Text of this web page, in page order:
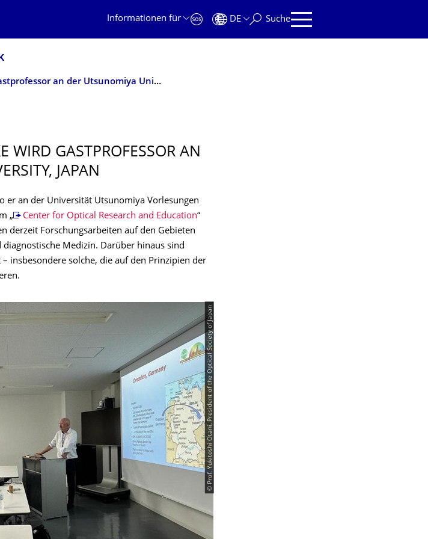
Informationen für
DE Suche
­Prof. Juergen Czarske wird Gastprofessor an der Utsunomiya University, Japan
WIRD GASTPROFESSOR AN
JAPAN
er an der Universität Utsunomiya Vorlesungen
„
Center for Optical Research and Education“
derzeit Forschungsarbeiten auf den Gebieten
Medizin. Darüber hinaus sind
insbesondere solche, die auf den Prinzipien der
© Prof. Yukitoshi Otani, President of the Optical Society of Japan